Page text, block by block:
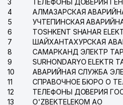
3
4
5
6
7
8
9
10
11
12
13
O'ZBEKTELEKOM АО